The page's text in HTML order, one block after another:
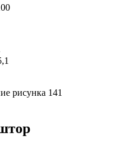
рисунка 141